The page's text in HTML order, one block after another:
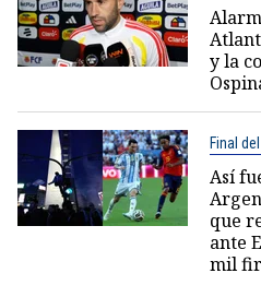
y la
Final
Así
que
ante
mil